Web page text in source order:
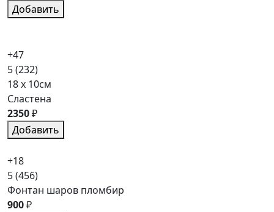
Добавить
+47
5(232)
18 x 10см
Сластена
2350₽
Добавить
+18
5(456)
Фонтан шаров пломбир
900₽